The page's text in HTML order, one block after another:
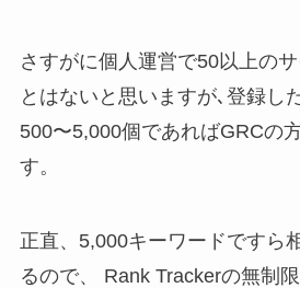
さすがに個人運営で50以上の
とはないと思いますが､登録し
500〜5,000個であればGRCの
す。
正直、5,000キーワードですら
るので、 Rank Trackerの無制